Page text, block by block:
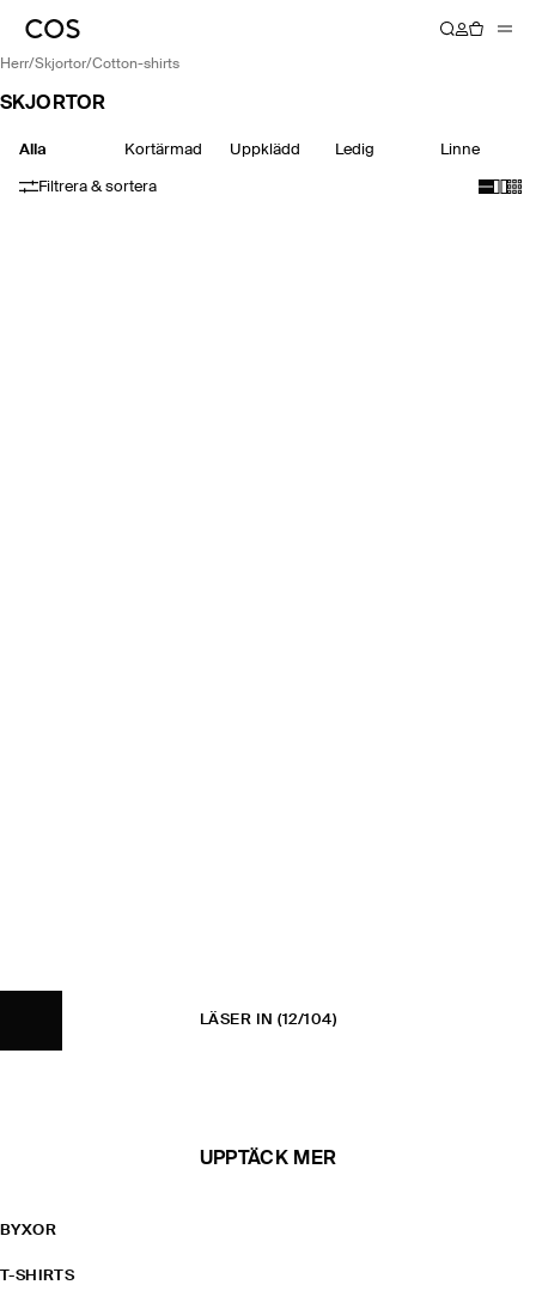
herr/ skjortor/ cotton-shirts
SKJORTOR
Alla Kortärmad Uppklädd Ledig Linne
Filtrera & sortera
LÄSER IN (12/104)
UPPTÄCK MER
BYXOR
T-SHIRTS